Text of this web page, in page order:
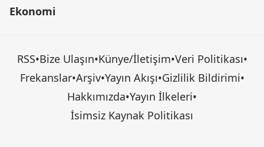
Ekonomi
RSS•Bize Ulaşın•Künye/İletişim•Veri Politikası•
Frekanslar•Arşiv•Yayın Akışı•Gizlilik Bildirimi•
Hakkımızda•Yayın İlkeleri•
İsimsiz Kaynak Politikası